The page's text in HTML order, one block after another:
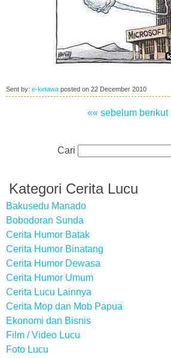
Sent by: e-ketawa posted on 22 December 2010
«« sebelum berikut
Cari
Kategori Cerita Lucu
Bakusedu Manado
Bobodoran Sunda
Cerita Humor Batak
Cerita Humor Binatang
Cerita Humor Dewasa
Cerita Humor Umum
Cerita Lucu Lainnya
Cerita Mop dan Mob Papua
Ekonomi dan Bisnis
Film / Video Lucu
Foto Lucu